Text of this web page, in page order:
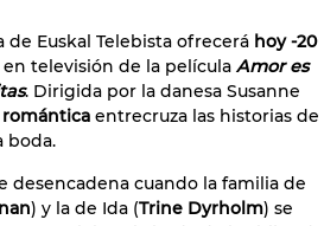
de Euskal Telebista ofrecerá hoy -20
televisión de la película Amor es
. Dirigida por la danesa Susanne
entrecruza las historias de
boda.
desencadena cuando la familia de
) y la de Ida (Trine Dyrholm) se